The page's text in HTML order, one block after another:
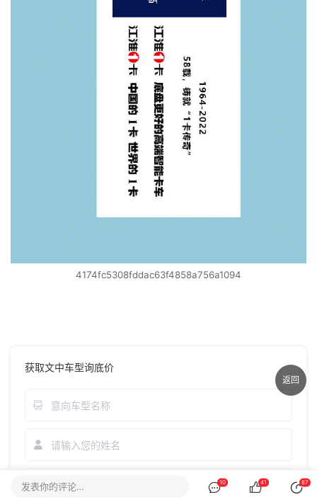
4174fc5308fddac63f4858a756a1094
获取文中车型询底价
发表你的评论… 10 41 87
返回